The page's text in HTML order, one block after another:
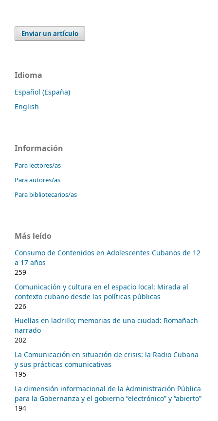
Enviar un artículo
Idioma
Español (España)
English
Información
Para lectores/as
Para autores/as
Para bibliotecarios/as
Más leído
Consumo de Contenidos en Adolescentes Cubanos de 12
a 17 años
259
Comunicación y cultura en el espacio local: Mirada al
contexto cubano desde las políticas públicas
226
Huellas en ladrillo; memorias de una ciudad: Romañach
narrado
202
La Comunicación en situación de crisis: la Radio Cubana
y sus prácticas comunicativas
195
La dimensión informacional de la Administración Pública
para la Gobernanza y el gobierno “electrónico” y “abierto”
194